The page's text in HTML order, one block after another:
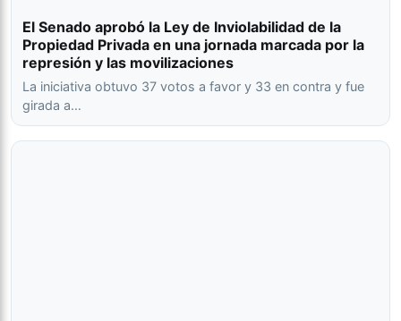
El Senado aprobó la Ley de Inviolabilidad de la
Propiedad Privada en una jornada marcada por la
represión y las movilizaciones
La iniciativa obtuvo 37 votos a favor y 33 en contra y fue
girada a…